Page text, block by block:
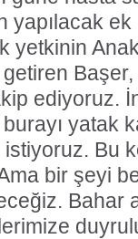
yapılacak
yetkinin
ediyoruz.
yatak
Bu
bir şeyi
Bahar